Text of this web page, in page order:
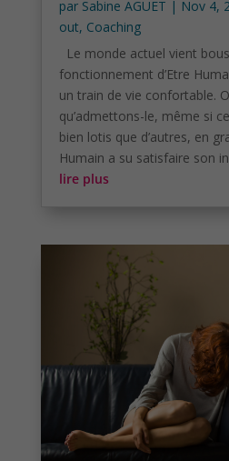
par Sabine AGUET | Nov 4,
out, Coaching
Le monde actuel vient
fonctionnement d’Etre
un train de vie confortable.
qu’admettons-le, même si
bien lotis que d’autres, en
Humain a su satisfaire son
lire plus